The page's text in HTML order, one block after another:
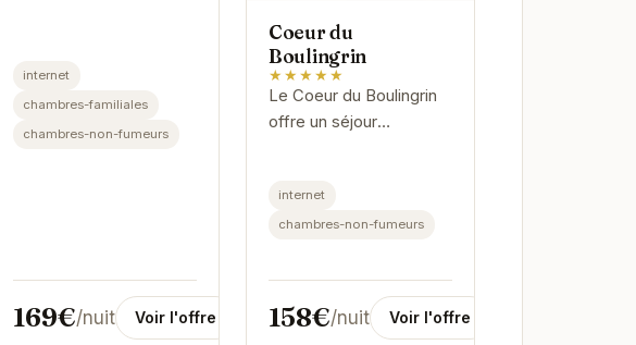
internet
chambres-familiales
chambres-non-fumeurs
169€/nuit Voir l'offre
Coeur du
Boulingrin
★★★★★
Le Coeur du Boulingrin
offre un séjour
central permet
d'accéder facilement
de la...
internet
chambres-non-fumeurs
158€/nuit Voir l'offre